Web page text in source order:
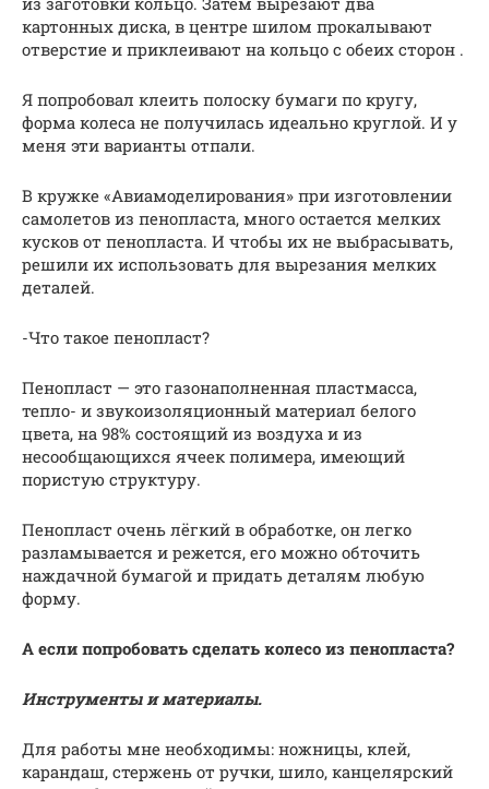
картонных диска, в центре шилом прокалывают
отверстие и приклеивают на кольцо с обеих сторон .
Я попробовал клеить полоску бумаги по кругу,
форма колеса не получилась идеально круглой. И у
меня эти варианты отпали.
В кружке «Авиамоделирования» при изготовлении
самолетов из пенопласта, много остается мелких
кусков от пенопласта. И чтобы их не выбрасывать,
решили их использовать для вырезания мелких
деталей.
-Что такое пенопласт?
Пенопласт — это газонаполненная пластмасса,
тепло- и звукоизоляционный материал белого
цвета, на 98% состоящий из воздуха и из
несообщающихся ячеек полимера, имеющий
пористую структуру.
Пенопласт очень лёгкий в обработке, он легко
разламывается и режется, его можно обточить
наждачной бумагой и придать деталям любую
форму.
А если попробовать сделать колесо из пенопласта?
Инструменты и материалы.
Для работы мне необходимы: ножницы, клей,
карандаш, стержень от ручки, шило, канцелярский